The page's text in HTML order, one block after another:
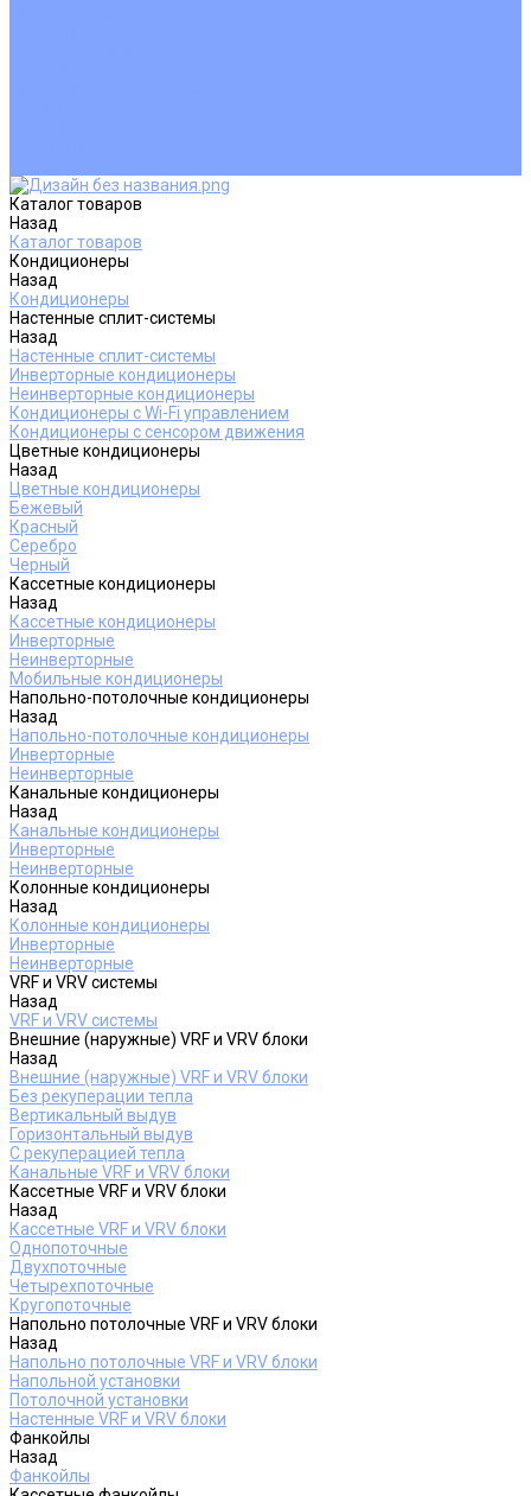
Каталог товаров
Назад
Каталог товаров
Кондиционеры
Назад
Кондиционеры
Настенные сплит-системы
Назад
Настенные сплит-системы
Инверторные кондиционеры
Неинверторные кондиционеры
Кондиционеры с Wi-Fi управлением
Кондиционеры с сенсором движения
Цветные кондиционеры
Назад
Цветные кондиционеры
Бежевый
Красный
Серебро
Черный
Кассетные кондиционеры
Назад
Кассетные кондиционеры
Инверторные
Неинверторные
Мобильные кондиционеры
Напольно-потолочные кондиционеры
Назад
Напольно-потолочные кондиционеры
Инверторные
Неинверторные
Канальные кондиционеры
Назад
Канальные кондиционеры
Инверторные
Неинверторные
Колонные кондиционеры
Назад
Колонные кондиционеры
Инверторные
Неинверторные
VRF и VRV системы
Назад
VRF и VRV системы
Внешние (наружные) VRF и VRV блоки
Назад
Внешние (наружные) VRF и VRV блоки
Без рекуперации тепла
Вертикальный выдув
Горизонтальный выдув
С рекуперацией тепла
Канальные VRF и VRV блоки
Кассетные VRF и VRV блоки
Назад
Кассетные VRF и VRV блоки
Однопоточные
Двухпоточные
Четырехпоточные
Кругопоточные
Напольно потолочные VRF и VRV блоки
Назад
Напольно потолочные VRF и VRV блоки
Напольной установки
Потолочной установки
Настенные VRF и VRV блоки
Фанкойлы
Назад
Фанкойлы